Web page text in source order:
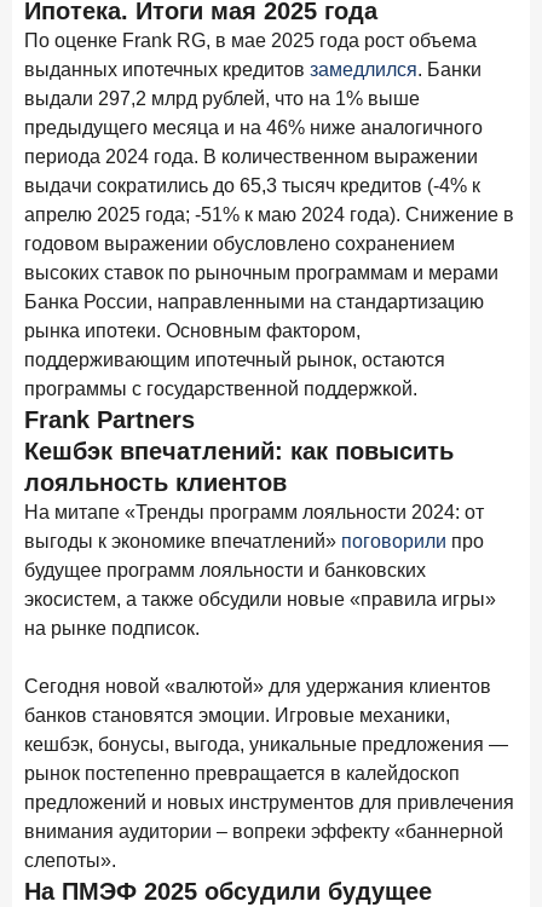
в феврале 2026 года
ИССЛЕДОВАНИЕ
Банки начали снижать ставки по вкладам еще до
решения ЦБ
16 марта 2026 года
Frank RG объявила победителей кейс-чемпионата
2026 года
12 марта 2026 года
Банки ускорили работу с претензиями
Рассылка Frank RG
Итоги недели, наша трактовка основных событий
на банковском рынке
ПОДПИСАТЬСЯ
Я согласен с условиямиобработки данных
Куда уходят деньги? Frank RG исследует рынок
вкладов
По итогам февраля 2026 года объем выдач кредитов
составил 748,4 млрд руб.
25 февраля 2026 года
Ипотека. Итоги работы крупнейших ипотечных банков
Ипотека. Итоги мая 2025 года
По оценке Frank RG, в мае 2025 года рост объема
выданных ипотечных кредитов замедлился. Банки
выдали 297,2 млрд рублей, что на 1% выше
предыдущего месяца и на 46% ниже аналогичного
периода 2024 года. В количественном выражении
выдачи сократились до 65,3 тысяч кредитов (-4% к
апрелю 2025 года; -51% к маю 2024 года). Снижение в
годовом выражении обусловлено сохранением
высоких ставок по рыночным программам и мерами
Банка России, направленными на стандартизацию
рынка ипотеки. Основным фактором,
поддерживающим ипотечный рынок, остаются
программы с государственной поддержкой.
Frank Partners
Кешбэк впечатлений: как повысить
лояльность клиентов
На митапе «Тренды программ лояльности 2024: от
выгоды к экономике впечатлений» поговорили про
будущее программ лояльности и банковских
экосистем, а также обсудили новые «правила игры»
на рынке подписок.
Сегодня новой «валютой» для удержания клиентов
банков становятся эмоции. Игровые механики,
кешбэк, бонусы, выгода, уникальные предложения —
рынок постепенно превращается в калейдоскоп
предложений и новых инструментов для привлечения
внимания аудитории – вопреки эффекту «баннерной
слепоты».
На ПМЭФ 2025 обсудили будущее